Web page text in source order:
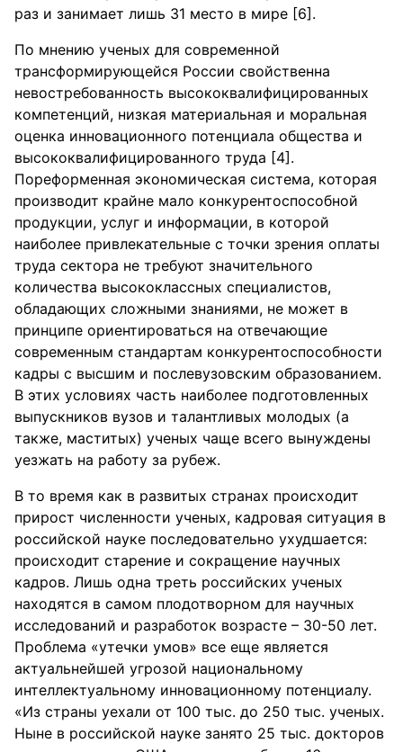
раз и занимает лишь 31 место в мире [6].
По мнению ученых для современной
трансформирующейся России свойственна
невостребованность высококвалифицированных
компетенций, низкая материальная и моральная
оценка инновационного потенциала общества и
высококвалифицированного труда [4].
Пореформенная экономическая система, которая
производит крайне мало конкурентоспособной
продукции, услуг и информации, в которой
наиболее привлекательные с точки зрения оплаты
труда сектора не требуют значительного
количества высококлассных специалистов,
обладающих сложными знаниями, не может в
принципе ориентироваться на отвечающие
современным стандартам конкурентоспособности
кадры с высшим и послевузовским образованием.
В этих условиях часть наиболее подготовленных
выпускников вузов и талантливых молодых (а
также, маститых) ученых чаще всего вынуждены
уезжать на работу за рубеж.
В то время как в развитых странах происходит
прирост численности ученых, кадровая ситуация в
российской науке последовательно ухудшается:
происходит старение и сокращение научных
кадров. Лишь одна треть российских ученых
находятся в самом плодотворном для научных
исследований и разработок возрасте – 30-50 лет.
Проблема «утечки умов» все еще является
актуальнейшей угрозой национальному
интеллектуальному инновационному потенциалу.
«Из страны уехали от 100 тыс. до 250 тыс. ученых.
Ныне в российской науке занято 25 тыс. докторов